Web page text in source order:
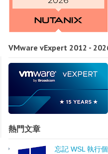
VMware vExpert 2012 -
熱門文章
忘記 WSL 執行